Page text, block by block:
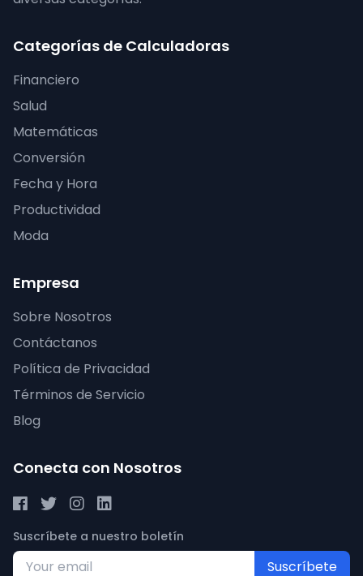
Categorías de Calculadoras
Financiero
Salud
Matemáticas
Conversión
Fecha y Hora
Productividad
Moda
Empresa
Sobre Nosotros
Contáctanos
Política de Privacidad
Términos de Servicio
Blog
Conecta con Nosotros
Suscríbete a nuestro boletín
Suscríbete